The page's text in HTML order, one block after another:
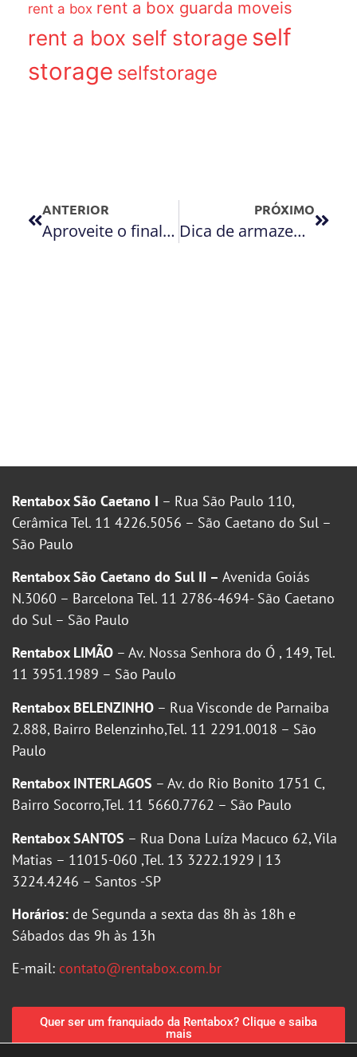
rent a box rent a box guarda moveis
rent a box self storage self
storage selfstorage
ANTERIOR
Aproveite o final de semana para colocar a casa em ordem
PRÓXIMO
Dica de armazenamento Rent a Box
Rentabox São Caetano I – Rua São Paulo 110,
Cerâmica Tel. 11 4226.5056 – São Caetano do Sul –
São Paulo
Rentabox São Caetano do Sul II – Avenida Goiás
N.3060 – Barcelona Tel. 11 2786-4694- São Caetano
do Sul – São Paulo
Rentabox LIMÃO – Av. Nossa Senhora do Ó , 149, Tel.
11 3951.1989 – São Paulo
Rentabox BELENZINHO – Rua Visconde de Parnaiba
2.888, Bairro Belenzinho,Tel. 11 2291.0018 – São
Paulo
Rentabox INTERLAGOS – Av. do Rio Bonito 1751 C,
Bairro Socorro,Tel. 11 5660.7762 – São Paulo
Rentabox SANTOS – Rua Dona Luíza Macuco 62, Vila
Matias – 11015-060 ,Tel. 13 3222.1929 | 13
3224.4246 – Santos -SP
Horários: de Segunda a sexta das 8h às 18h e
Sábados das 9h às 13h
E-mail: contato@rentabox.com.br
Quer ser um franquiado da Rentabox? Clique e saiba
mais